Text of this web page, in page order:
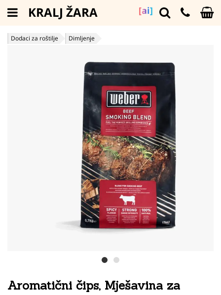
[ai]
KRALJ ŽARA
Dodaci za roštilje Dimljenje
Aromatični čips, Mješavina za